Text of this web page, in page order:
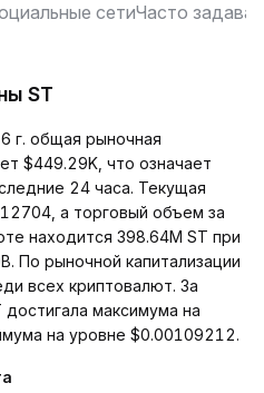
сетиЧасто
ST
г. общая рыночная
$449.29K, что означает
24 часа. Текущая
а торговый объем за
находится 398.64M ST при
По рыночной капитализации
всех криптовалют. За
максимума на
на уровне $0.00109212.